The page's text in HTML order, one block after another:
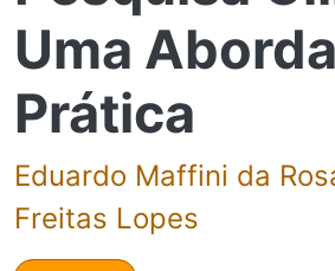
Uma
Prática
Eduardo Maffini da
Freitas Lopes